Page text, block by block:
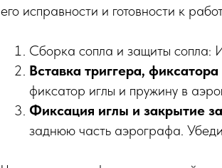
его исправности и готовности к
Сборка сопла и защиты сопла:
Вставка триггера,
фиксатор иглы и пружину в
Фиксация иглы и закрытие
заднюю часть аэрографа.